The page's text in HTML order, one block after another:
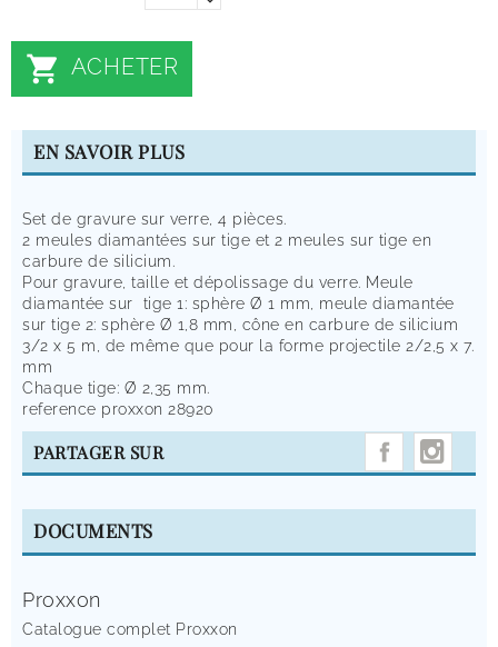
 ACHETER
EN SAVOIR PLUS
Set de gravure sur verre, 4 pièces.
2 meules diamantées sur tige et 2 meules sur tige en
carbure de silicium.
Pour gravure, taille et dépolissage du verre. Meule
diamantée sur tige 1: sphère Ø 1 mm, meule diamantée
sur tige 2: sphère Ø 1,8 mm, cône en carbure de silicium
3/2 x 5 m, de même que pour la forme projectile 2/2,5 x 7.
mm
Chaque tige: Ø 2,35 mm.
reference proxxon 28920
PARTAGER SUR
DOCUMENTS
Proxxon
Catalogue complet Proxxon